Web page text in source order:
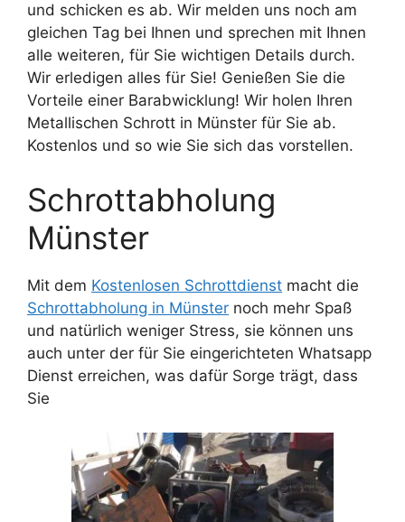
und schicken es ab. Wir melden uns noch am
gleichen Tag bei Ihnen und sprechen mit Ihnen
alle weiteren, für Sie wichtigen Details durch.
Wir erledigen alles für Sie! Genießen Sie die
Vorteile einer Barabwicklung! Wir holen Ihren
Metallischen Schrott in Münster für Sie ab.
Kostenlos und so wie Sie sich das vorstellen.
Schrottabholung
Münster
Mit dem Kostenlosen Schrottdienst macht die
Schrottabholung in Münster noch mehr Spaß
und natürlich weniger Stress, sie können uns
auch unter der für Sie eingerichteten Whatsapp
Dienst erreichen, was dafür Sorge trägt, dass
Sie